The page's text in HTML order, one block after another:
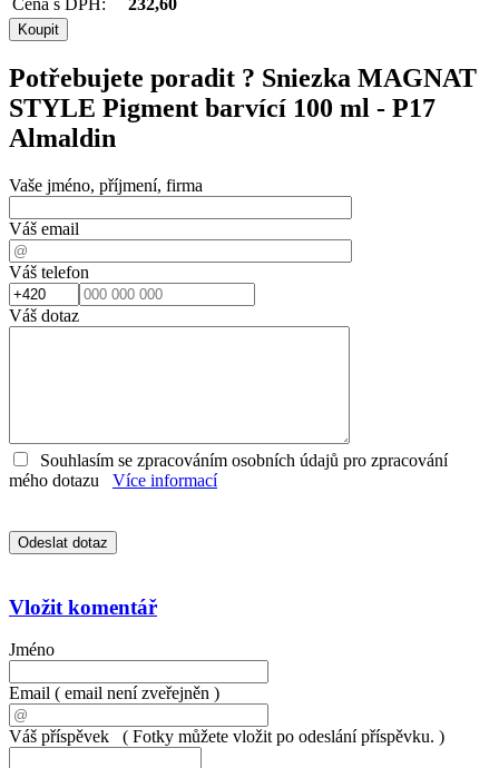
Cena s DPH: 232,60
Potřebujete poradit ? Sniezka MAGNAT
STYLE Pigment barvící 100 ml - P17
Almaldin
Vaše jméno, příjmení, firma
Váš email
Váš telefon
Váš dotaz
Souhlasím se zpracováním osobních údajů pro zpracování
mého dotazu
Více informací
Vložit komentář
Jméno
Email ( email není zveřejněn )
Váš příspěvek ( Fotky můžete vložit po odeslání příspěvku. )